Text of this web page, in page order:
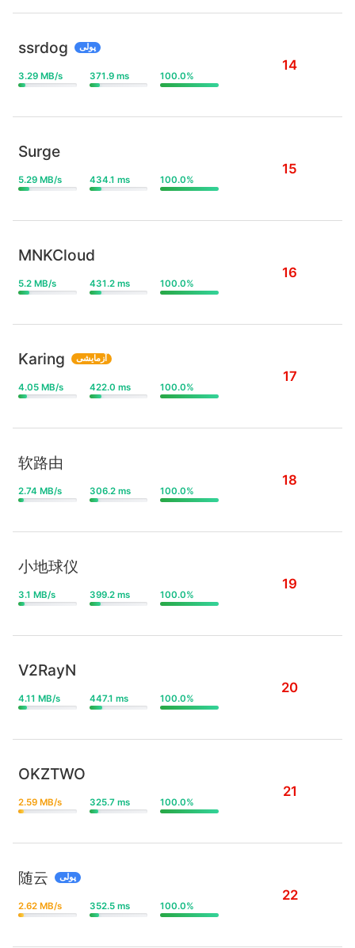
ssrdog پولی
3.29 MB/s 371.9 ms 100.0%
14
Surge
5.29 MB/s 434.1 ms 100.0%
15
MNKCloud
5.2 MB/s 431.2 ms 100.0%
16
Karing آزمایشی
4.05 MB/s 422.0 ms 100.0%
17
软路由
2.74 MB/s 306.2 ms 100.0%
18
小地球仪
3.1 MB/s 399.2 ms 100.0%
19
V2RayN
4.11 MB/s 447.1 ms 100.0%
20
OKZTWO
2.59 MB/s 325.7 ms 100.0%
21
随云 پولی
2.62 MB/s 352.5 ms 100.0%
22